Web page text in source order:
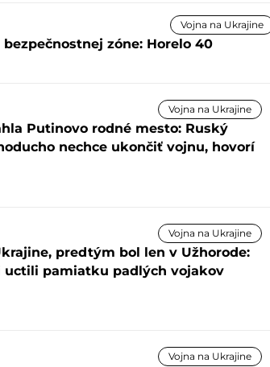
Vojna na Ukrajine
zóne: Horelo 40
Vojna na Ukrajine
Putinovo rodné mesto: Ruský
nechce ukončiť vojnu, hovorí
Vojna na Ukrajine
predtým bol len v Užhorode:
uctili pamiatku padlých vojakov
Vojna na Ukrajine